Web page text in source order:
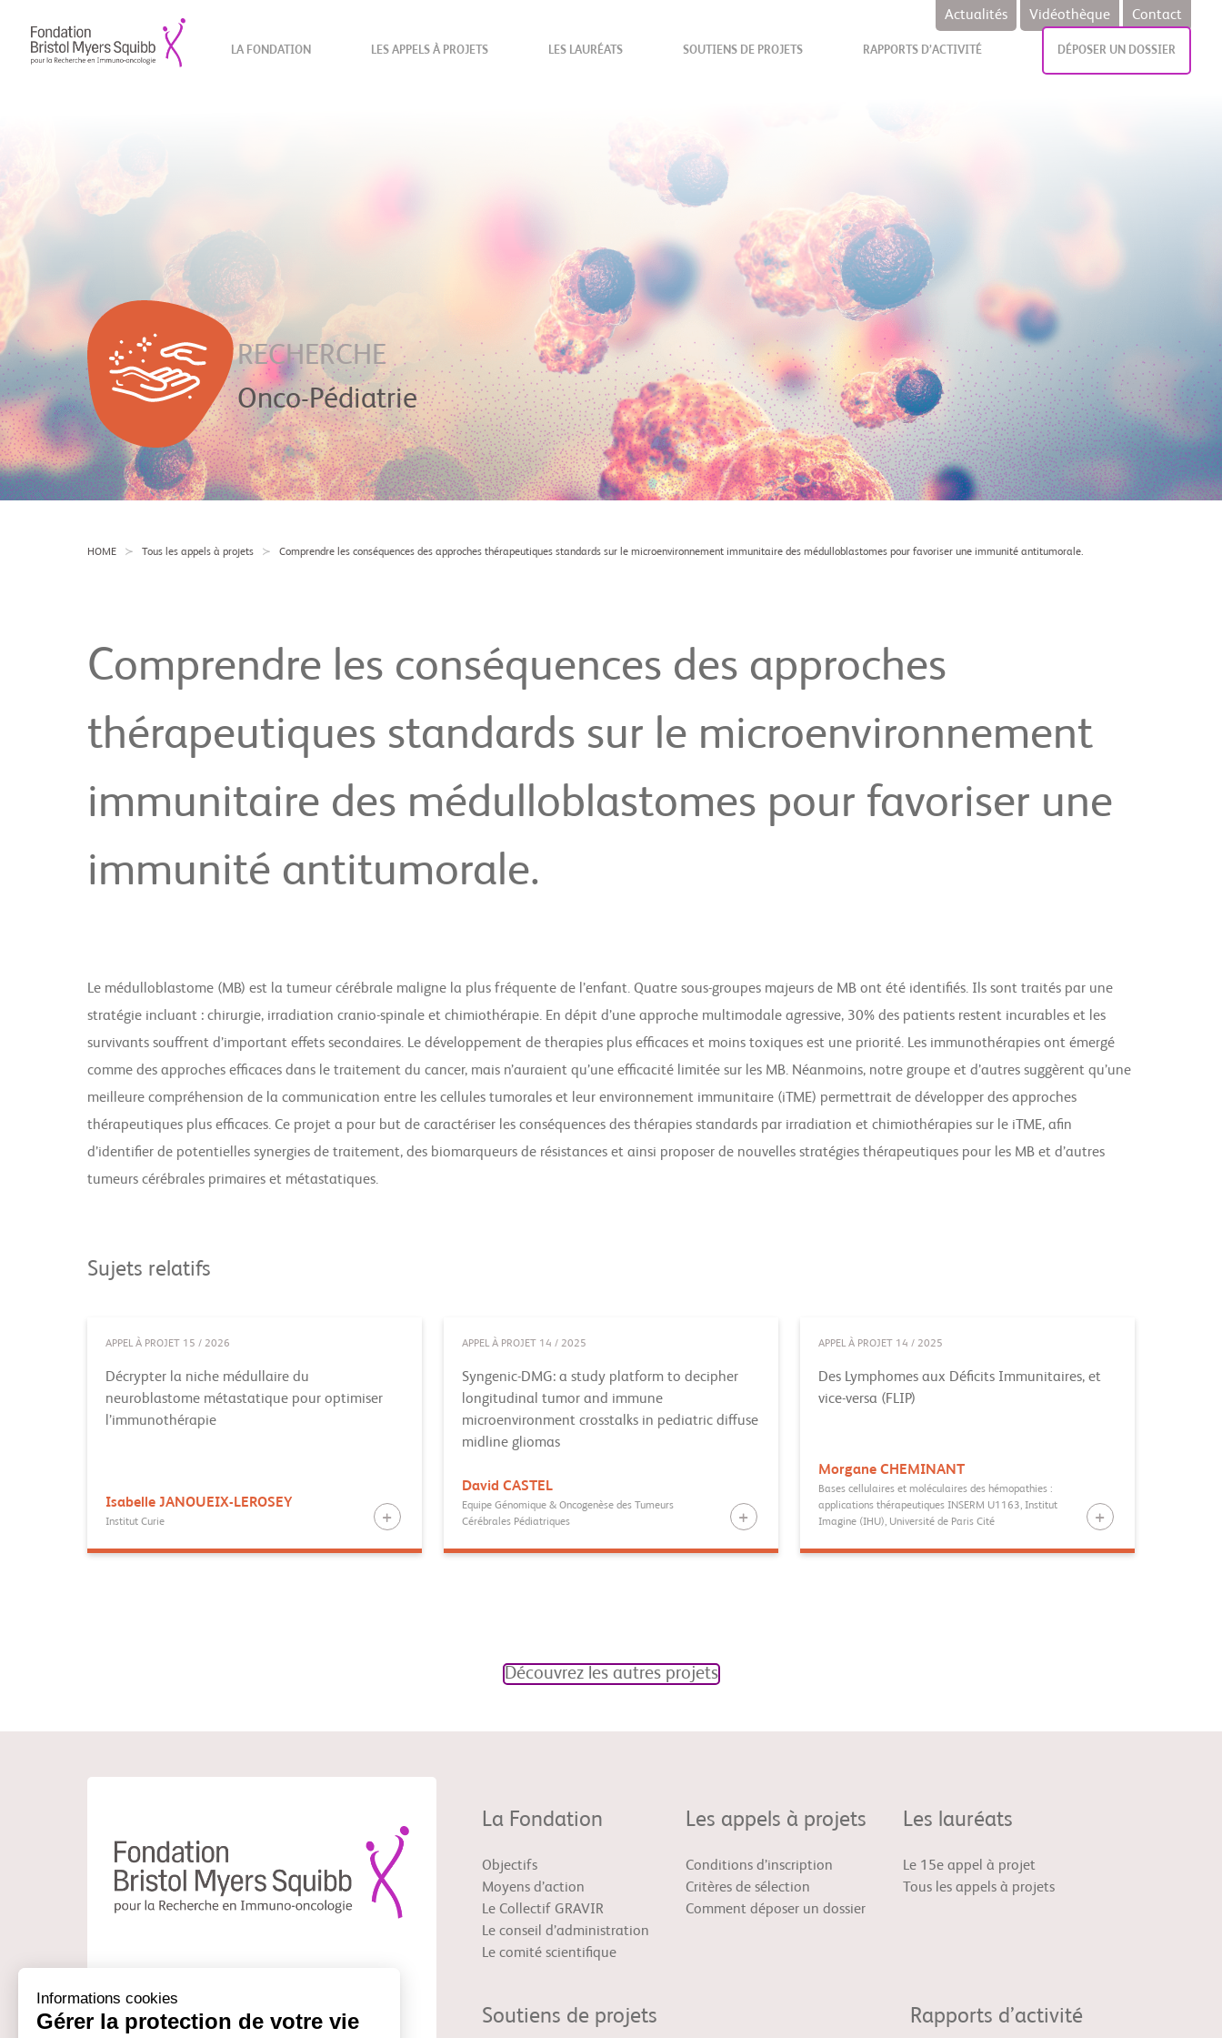
Actualités Vidéothèque Contact
LA FONDATION LES APPELS À PROJETS LES LAURÉATS SOUTIENS DE PROJETS RAPPORTS D’ACTIVITÉ DÉPOSER UN DOSSIER
RECHERCHE
Onco-Pédiatrie
HOME Tous les appels à projets Comprendre les conséquences des approches thérapeutiques standards sur le microenvironnement immunitaire des médulloblastomes pour favoriser une immunité antitumorale.
Comprendre les conséquences des approches
thérapeutiques standards sur le microenvironnement
immunitaire des médulloblastomes pour favoriser une
immunité antitumorale.
Le médulloblastome (MB) est la tumeur cérébrale maligne la plus fréquente de l’enfant. Quatre sous-groupes majeurs de MB ont été identifiés. Ils sont traités par une
stratégie incluant : chirurgie, irradiation cranio-spinale et chimiothérapie. En dépit d’une approche multimodale agressive, 30% des patients restent incurables et les
survivants souffrent d’important effets secondaires. Le développement de therapies plus efficaces et moins toxiques est une priorité. Les immunothérapies ont émergé
comme des approches efficaces dans le traitement du cancer, mais n’auraient qu’une efficacité limitée sur les MB. Néanmoins, notre groupe et d’autres suggèrent qu’une
meilleure compréhension de la communication entre les cellules tumorales et leur environnement immunitaire (iTME) permettrait de développer des approches
thérapeutiques plus efficaces. Ce projet a pour but de caractériser les conséquences des thérapies standards par irradiation et chimiothérapies sur le iTME, afin
d’identifier de potentielles synergies de traitement, des biomarqueurs de résistances et ainsi proposer de nouvelles stratégies thérapeutiques pour les MB et d’autres
tumeurs cérébrales primaires et métastatiques.
Sujets relatifs
APPEL À PROJET 15 / 2026
Décrypter la niche médullaire du
neuroblastome métastatique pour optimiser
l’immunothérapie
Isabelle JANOUEIX-LEROSEY
Institut Curie
APPEL À PROJET 14 / 2025
Syngenic-DMG: a study platform to decipher
longitudinal tumor and immune
microenvironment crosstalks in pediatric diffuse
midline gliomas
David CASTEL
Equipe Génomique & Oncogenèse des Tumeurs
Cérébrales Pédiatriques
APPEL À PROJET 14 / 2025
Des Lymphomes aux Déficits Immunitaires, et
vice-versa (FLIP)
Morgane CHEMINANT
Bases cellulaires et moléculaires des hémopathies :
applications thérapeutiques INSERM U1163, Institut
Imagine (IHU), Université de Paris Cité
Découvrez les autres projets
Myers Squibb pour la Recherche en immuno-
oncologie est de soutenir et faciliter le travail
La Fondation
Objectifs
Moyens d’action
Le Collectif GRAVIR
Le conseil d’administration
Le comité scientifique
Les appels à projets
Conditions d’inscription
Critères de sélection
Comment déposer un dossier
Les lauréats
Le 15e appel à projet
Tous les appels à projets
Soutiens de projets Rapports d’activité